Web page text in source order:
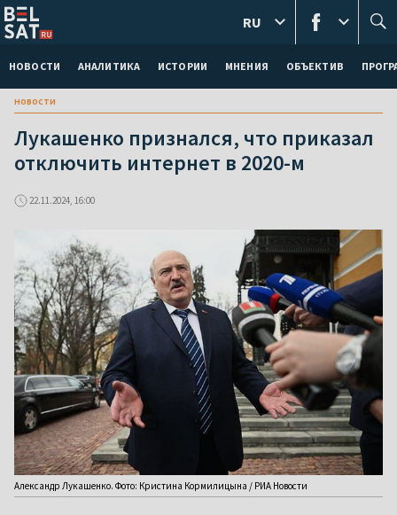
НОВОСТИ АНАЛИТИКА ИСТОРИИ МНЕНИЯ ОБЪЕКТИВ
RU
новости
Лукашенко признался, что приказал
отключить интернет в 2020-м
22.11.2024, 16:00
Александр Лукашенко. Фото: Кристина Кормилицына / РИА Новости